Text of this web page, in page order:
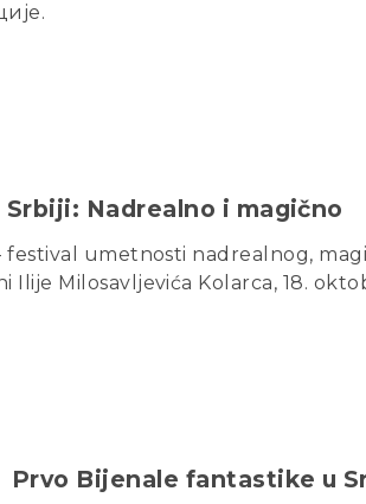
Nadrealno i magično
festival umetnosti nadrealnog,
Milosavljevića Kolarca, 18.
Prvo Bijenale fantastike u